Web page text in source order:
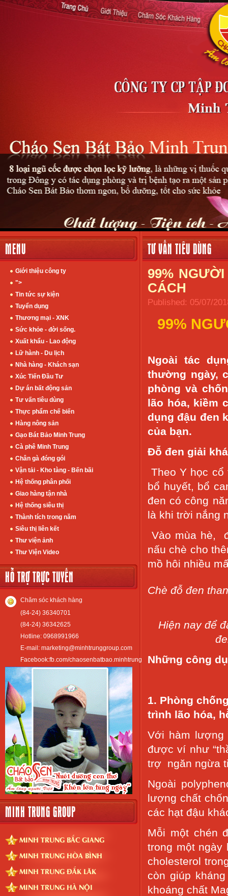
MENU
Giới thiệu công ty
">
Tin tức sự kiện
Tuyển dụng
Thương mại - XNK
Sức khỏe - đời sống.
Xuất khẩu - Lao động
Lữ hành - Du lịch
Nhà hàng - Khách sạn
Xúc Tiến Đầu Tư
Dự án bất động sản
Tư vấn tiêu dùng
Thực phẩm chế biến
Hàng nông sản
Gạo Bát Bảo Minh Trung
Cà phê Minh Trung
Chân gà đóng gói
Vận tải - Kho tàng - Bến bãi
Hệ thống phân phối
Giao hàng tận nhà
Hệ thống siêu thị
Thành tích trong năm
Siêu thị liên kết
Thư viện ảnh
Thư Viện Video
HỖ TRỢ TRỰC TUYẾN
Chăm sóc khách hàng
(84-24) 36340701
(84-24) 36342625
Hotline: 0968991966
E-mail: marketing@minhtrunggroup.com
Facebook:fb.com/chaosenbatbao.minhtrung
MINH TRUNG GROUP
MINH TRUNG BẮC GIANG
MINH TRUNG HÒA BÌNH
MINH TRUNG ĐẮK LĂK
MINH TRUNG HÀ NỘI
TƯ VẤN TIÊU DÙNG
99%
CÁCH
Published: 05/07/
99%
Ngoài tác
thường ngày,
phòng và
lão hóa, kiềm
dụng đậu đen
của bạn.
Đỗ đen giải
Theo Y học cổ
bổ huyết, bổ
đen có công
là khi trời nắng
Vào mùa hè,
nấu chè cho
mồ hôi nhiều
Chè đỗ đen
Hiện nay để
Những công
1. Phòng
trình lão hóa,
Với hàm lượng
được ví như
trợ ngăn ngừa
Ngoài
lượng chất
các hạt đậu
Mỗi một chén
trong một ngày
cholesterol
còn giúp
khoáng chất